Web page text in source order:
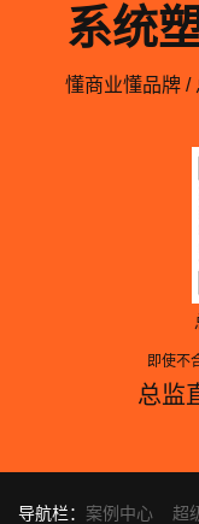
系统
懂商业懂品牌 /
即使不
总监
导航栏： 案例中心 超